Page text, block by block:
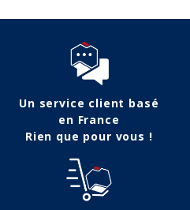
Un service client basé
en France
Rien que pour vous !